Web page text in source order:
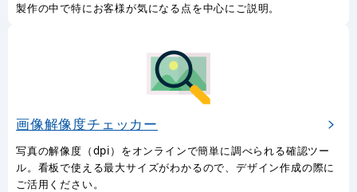
製作の中で特にお客様が気になる点を中心にご説明。
画像解像度チェッカー
写真の解像度（dpi）をオンラインで簡単に調べられる確認ツー
ル。看板で使える最大サイズがわかるので、デザイン作成の際に
ご活用ください。